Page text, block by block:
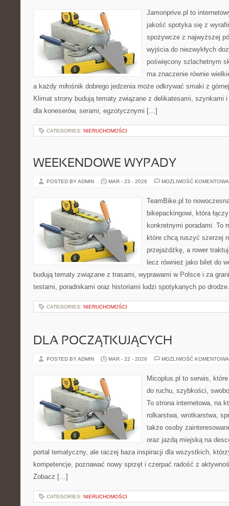
Jamonprive.pl to
jakość spotyka się z
spożywcze z najwyższej
wyjścia do niezwykłych
poświęcony szlachetnym
ma znaczenie równie
a każdy miłośnik dobrego jedzenia może odkrywać smaki z
Klimat strony budują tematy związane z delikatesami, szynkami
dla koneserów, serami, egzotycznymi […]
CATEGORIES: NIERUCHOMOŚCI
WEEKENDOWE WYPADY
POSTED BY ADMIN MAR - 23 - 2026 MOŻLIWOŚĆ
TeamBike.pl to
bikepackingowi, która
konkretnymi poradami. To
które chcą ruszyć szerzej
przejażdżkę, a rower
lecz również jako bilet do
budują tematy związane z trasami, wyprawami w Polsce i za
testami, poradnikami oraz historiami ludzi spotykanych po
CATEGORIES: NIERUCHOMOŚCI
DLA POCZĄTKUJĄCYCH
POSTED BY ADMIN MAR - 22 - 2026 MOŻLIWOŚĆ
Micoplus.pl to serwis,
do ruchu, szybkości,
To strona internetowa, na
rolkarstwa, wrotkarstwa,
także osoby
oraz jazdą miejską na
portal tematyczny, ale raczej baza inspiracji dla wszystkich,
kompetencje, poznawać nowy sprzęt i czerpać radość z
Zobacz […]
CATEGORIES: NIERUCHOMOŚCI